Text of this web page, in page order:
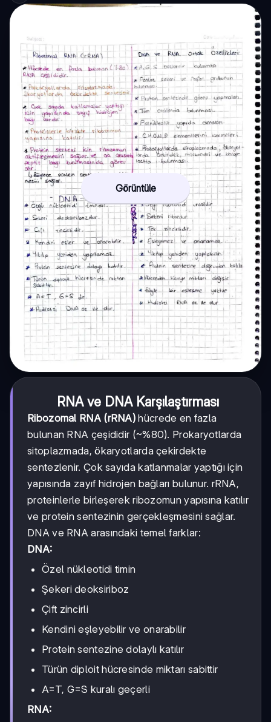
Görüntüle
RNA ve DNA Karşılaştırması
Ribozomal RNA (rRNA) hücrede en fazla
bulunan RNA çeşididir (~%80). Prokaryotlarda
sitoplazmada, ökaryotlarda çekirdekte
sentezlenir. Çok sayıda katlanmalar yaptığı için
yapısında zayıf hidrojen bağları bulunur. rRNA,
proteinlerle birleşerek ribozomun yapısına katılır
ve protein sentezinin gerçekleşmesini sağlar.
DNA ve RNA arasındaki temel farklar:
DNA:
Özel nükleotidi timin
Şekeri deoksiriboz
Çift zincirli
Kendini eşleyebilir ve onarabilir
Protein sentezine dolaylı katılır
Türün diploit hücresinde miktarı sabittir
A=T, G=S kuralı geçerli
RNA: